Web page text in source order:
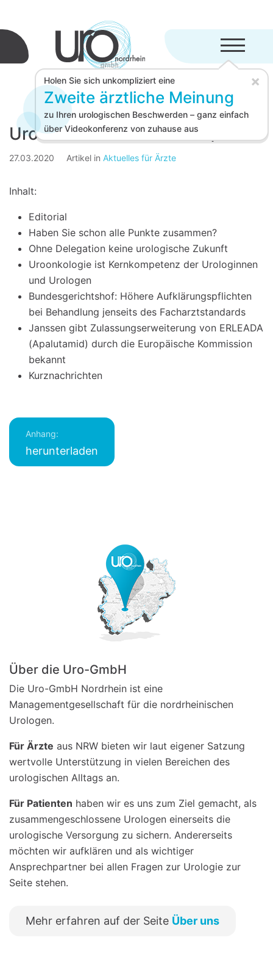
Menü
Holen Sie sich unkompliziert eine
Zweite ärztliche Meinung
zu Ihren urologischen Beschwerden – ganz einfach
über Videokonferenz von zuhause aus
×
Uro-GmbH Nachrichten I/2020
27.03.2020 Artikel in Aktuelles für Ärzte
Inhalt:
Editorial
Haben Sie schon alle Punkte zusammen?
Ohne Delegation keine urologische Zukunft
Uroonkologie ist Kernkompetenz der Urologinnen
und Urologen
Bundesgerichtshof: Höhere Aufklärungspflichten
bei Behandlung jenseits des Facharztstandards
Janssen gibt Zulassungserweiterung von ERLEADA
(Apalutamid) durch die Europäische Kommission
bekannt
Kurznachrichten
Anhang:
herunterladen
Über die Uro-GmbH
Die Uro-GmbH Nordrhein ist eine
Managementgesellschaft für die nordrheinischen
Urologen.
Für Ärzte aus NRW bieten wir laut eigener Satzung
wertvolle Unterstützung in vielen Bereichen des
urologischen Alltags an.
Für Patienten haben wir es uns zum Ziel gemacht, als
zusammengeschlossene Urologen einerseits die
urologische Versorgung zu sichern. Andererseits
möchten wir aufklären und als wichtiger
Ansprechpartner bei allen Fragen zur Urologie zur
Seite stehen.
Mehr erfahren auf der Seite Über uns